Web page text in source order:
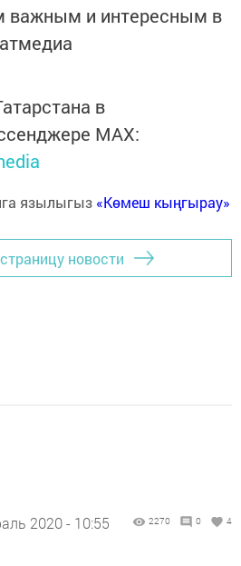
важным и интересным в
в
MАХ:
язылыгыз «Көмеш кыңгырау»
новости
2020 - 10:55 2270 0 4